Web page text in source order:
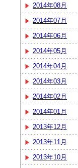
2014年08月
2014年07月
2014年06月
2014年05月
2014年04月
2014年03月
2014年02月
2014年01月
2013年12月
2013年11月
2013年10月